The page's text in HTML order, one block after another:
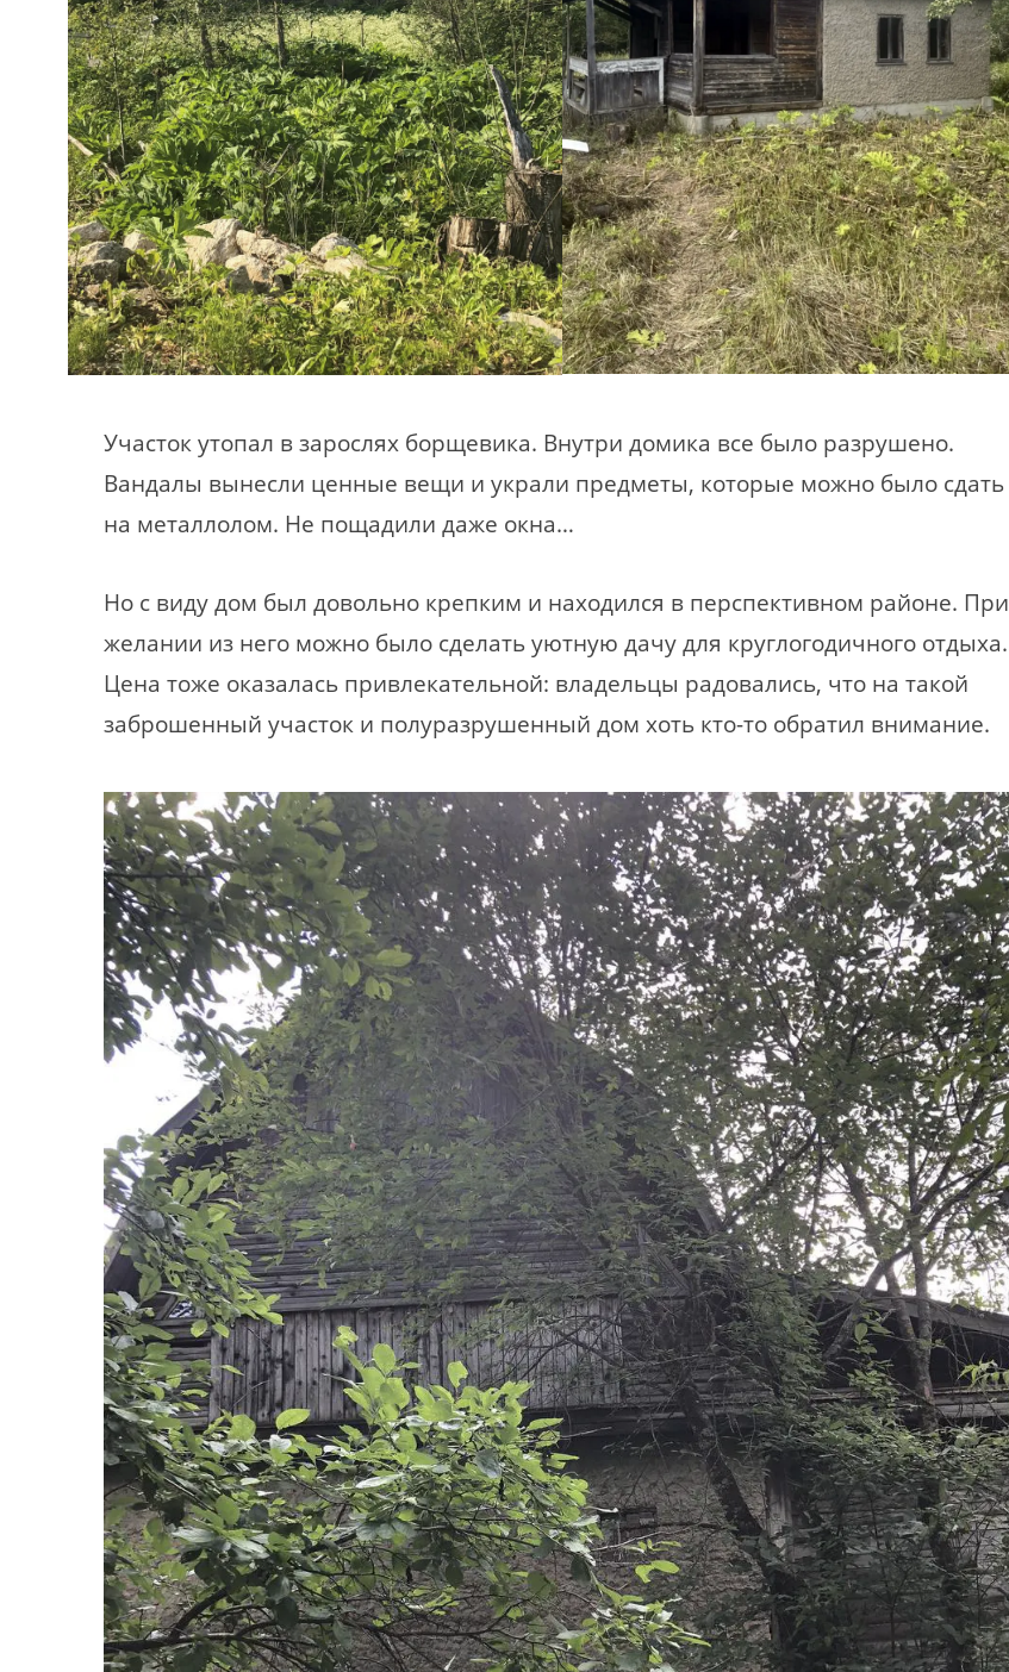
Участок утопал в зарослях борщевика. Внутри домика все было разрушено.
Вандалы вынесли ценные вещи и украли предметы, которые можно было сдать
на металлолом. Не пощадили даже окна…
Но с виду дом был довольно крепким и находился в перспективном районе. При
желании из него можно было сделать уютную дачу для круглогодичного отдыха.
Цена тоже оказалась привлекательной: владельцы радовались, что на такой
заброшенный участок и полуразрушенный дом хоть кто-то обратил внимание.